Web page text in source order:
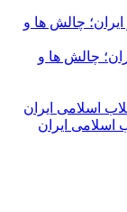
چالش ها و
اسلامی ايران